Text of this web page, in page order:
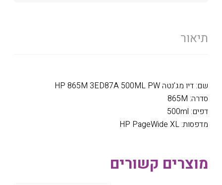
תיאור
שם: דיו מג’נטה HP 865M 3ED87A 500ML PW
סדרה: 865M
דפים: 500ml
מדפסות: HP PageWide XL
מוצרים קשורים